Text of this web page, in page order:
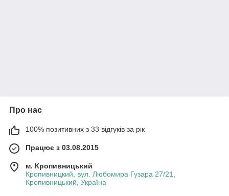
Про нас
100% позитивних з 33 відгуків за рік
Працює з 03.08.2015
м. Кропивницький
Кропивницкий, вул. Любомира Гузара 27/21,
Кропивницький, Україна